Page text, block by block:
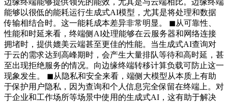
能够以很低的能耗运行生成式AI模型，尤其是将处理和数据
传输相结合时。这一能耗成本差异非常明显。 ◼从可靠性、
性能和时延来看，终端侧AI处理能够在云服务器和网络连接
拥堵时，提供媲美云端甚至更佳的性能。当生成式AI查询对
于云的需求达到高峰期时，会产生大量排队等待和高时延，甚
至出现拒绝服务的情况。向边缘终端转移计算负载可防止这一
现象发生。 ◼从隐私和安全来看，端侧大模型从本质上有助
于保护用户隐私，因为查询和个人信息完全保留在终端上。对
于企业和工作场所等场景中使用的生成式AI，这有助于解决